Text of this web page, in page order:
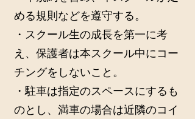
める規則などを遵守する。
・スクール生の成長を第一に考
え、保護者は本スクール中にコー
チングをしないこと。
・駐車は指定のスペースにするも
のとし、満車の場合は近隣のコイ